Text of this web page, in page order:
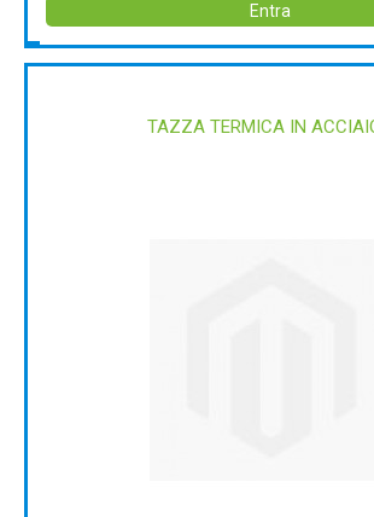
Entra
TAZZA TERMICA IN